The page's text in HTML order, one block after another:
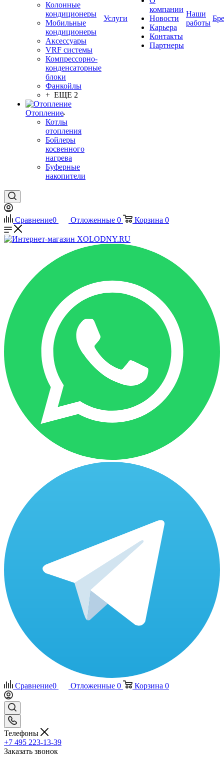
Колонные
кондиционеры
Мобильные
кондиционеры
Аксессуары
VRF системы
Компрессорно-
конденсаторные
блоки
Фанкойлы
+ ЕЩЕ 2
Отопление
Котлы
отопления
Бойлеры
косвенного
нагрева
Буферные
накопители
Услуги
компании
Новости
Карьера
Контакты
Партнеры
Наши
работы
Сравнение0 Отложенные 0 Корзина 0
Сравнение0 Отложенные 0 Корзина 0
Телефоны
+7 495 223-13-39
Заказать звонок